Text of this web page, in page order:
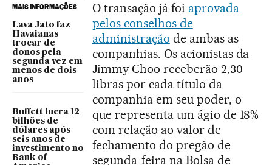
MAIS INFORMAÇÕES
Lava Jato faz
Havaianas
trocar de
donos pela
segunda vez em
menos de dois
anos
Buffett lucra 12
bilhões de
dólares após
seis anos de
investimento no
Bank of
O transação já foi aprovada
pelos conselhos de
administração de ambas as
companhias. Os acionistas da
Jimmy Choo receberão 2,30
libras por cada título da
companhia em seu poder, o
que representa um ágio de 18%
com relação ao valor de
fechamento do pregão de
segunda-feira na Bolsa de